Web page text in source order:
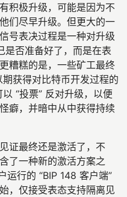
积极升级，可能是因为不
们尽早升级。但更大的一
号表决过程是一种对升级
否准备好了，而是在表
糟糕的是，一些矿工最终
获得对比特币开发过程的
“投票” 反对升级，以便
癖，并暗中从中获得持续
证最终还是激活了，不
了一种新的激活方案之
运行的 “BIP 148 客户端”
，仅接受表态支持隔离见